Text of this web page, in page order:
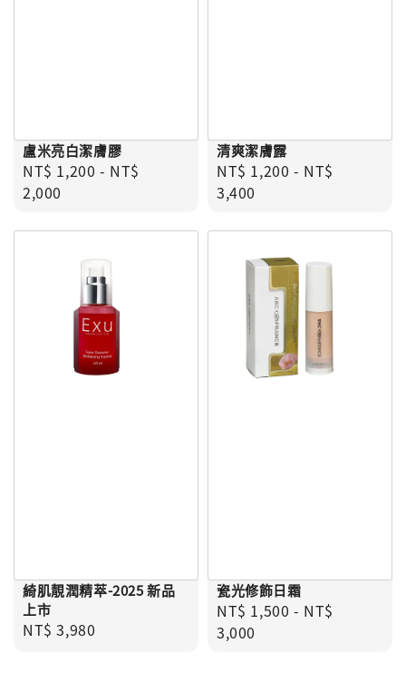
盧米亮白潔膚膠
Regular price
NT$ 1,200 - NT$
2,000
清爽潔膚露
Regular price
NT$ 1,200 - NT$
3,400
綺肌靚潤精萃-2025 新品
上市
Regular price
NT$ 3,980
瓷光修飾日霜
Regular price
NT$ 1,500 - NT$
3,000